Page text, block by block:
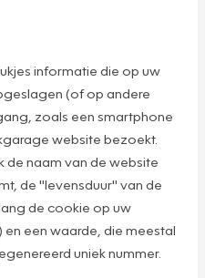
informatie die op uw
(of op andere
zoals een smartphone
website bezoekt.
de naam van de website
de "levensduur" van de
de cookie op uw
een waarde, die meestal
uniek nummer.